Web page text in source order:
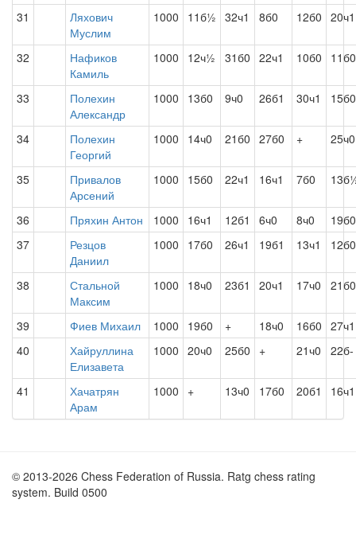
31
Ляхович
Муслим
1000 11б½ 32ч1 8б0 12б0 20ч1
32
Нафиков
Камиль
1000 12ч½ 31б0 22ч1 10б0 11б0
33
Полехин
Александр
1000 13б0 9ч0 26б1 30ч1 15б0
34
Полехин
Георгий
1000 14ч0 21б0 27б0 + 25ч0
35
Привалов
Арсений
1000 15б0 22ч1 16ч1 7б0
36 Пряхин Антон 1000 16ч1 12б1 6ч0 8ч0
19б0
37
Резцов
Даниил
1000 17б0 26ч1 19б1 13ч1 12б0
38
Стальной
Максим
1000 18ч0 23б1 20ч1 17ч0 21б0
39 Фиев Михаил 1000 19б0 + 18ч0 16б0 27ч1
40
Хайруллина
Елизавета
1000 20ч0 25б0 + 21ч0 22б-
41
Хачатрян
Арам
1000 + 13ч0 17б0 20б1 16ч1
© 2013-2026 Chess Federation of Russia. Ratg chess rating
system. Build 0500